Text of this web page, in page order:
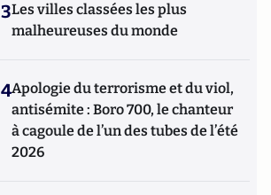
3Les villes classées les plus
malheureuses du monde
4Apologie du terrorisme et du viol,
antisémite : Boro 700, le chanteur
à cagoule de l’un des tubes de l’été
2026